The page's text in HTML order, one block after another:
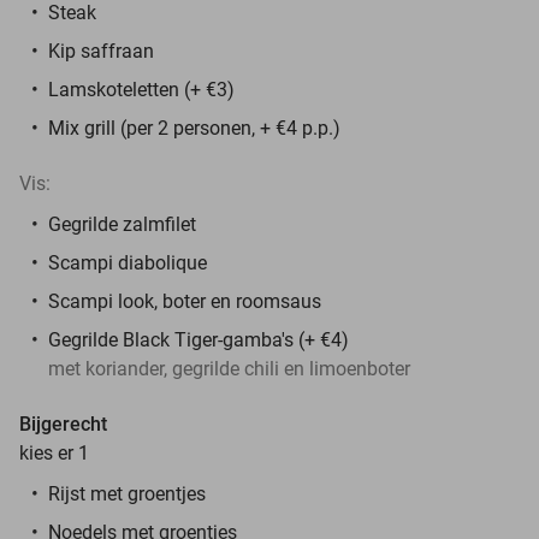
Steak
Kip saffraan
Lamskoteletten (+ €3)
Mix grill (per 2 personen, + €4 p.p.)
Vis:
Gegrilde zalmfilet
Scampi diabolique
Scampi look, boter en roomsaus
Gegrilde Black Tiger-gamba's (+ €4)
met koriander, gegrilde chili en limoenboter
Bijgerecht
kies er 1
Rijst met groentjes
Noedels met groentjes